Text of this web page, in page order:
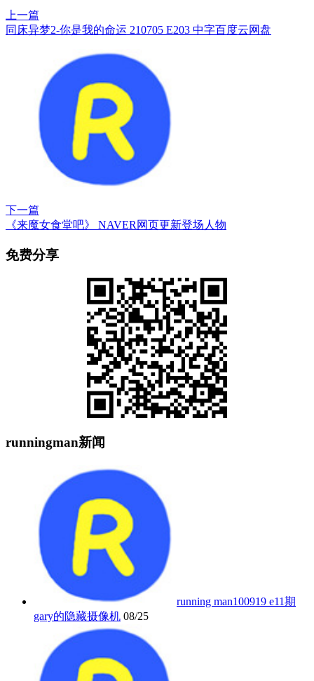
上一篇
同床异梦2-你是我的命运 210705 E203 中字百度云网盘
下一篇
《来魔女食堂吧》 NAVER网页更新登场人物
免费分享
runningman新闻
running man100919 e11期
gary的隐藏摄像机 08/25